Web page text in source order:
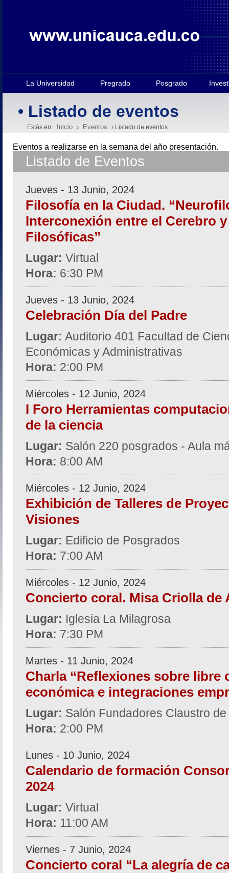
La Universidad Pregrado Posgrado
• Listado de eventos
Estás en: Inicio › Eventos › Listado de eventos
Eventos a realizarse en la semana del año presentación.
Listado de Eventos
Jueves - 13 Junio, 2024
Filosofía en la Ciudad.
Interconexión entre el Cerebro
Filosóficas”
Lugar: Virtual
Hora: 6:30 PM
Jueves - 13 Junio, 2024
Celebración Día del Padre
Lugar: Auditorio 401 Facultad de
Económicas y Administrativas
Hora: 2:00 PM
Miércoles - 12 Junio, 2024
I Foro Herramientas
de la ciencia
Lugar: Salón 220 posgrados - Aula
Hora: 8:00 AM
Miércoles - 12 Junio, 2024
Exhibición de Talleres de
Visiones
Lugar: Edificio de Posgrados
Hora: 7:00 AM
Miércoles - 12 Junio, 2024
Concierto coral. Misa Criolla de
Lugar: Iglesia La Milagrosa
Hora: 7:30 PM
Martes - 11 Junio, 2024
Charla “Reflexiones sobre libre
económica e integraciones
Lugar: Salón Fundadores Claustro
Hora: 2:00 PM
Lunes - 10 Junio, 2024
Calendario de formación
2024
Lugar: Virtual
Hora: 11:00 AM
Viernes - 7 Junio, 2024
Concierto coral “La alegría de